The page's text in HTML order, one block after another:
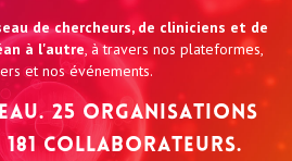
de chercheurs, de cliniciens et de
à l'autre, à travers nos plateformes,
et nos événements.
25 organisations
181 collaborateurs.